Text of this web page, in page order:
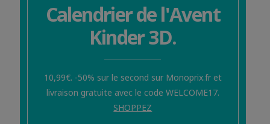
Calendrier de l'Avent
Kinder 3D.
10,99€. -50% sur le second sur Monoprix.fr et
livraison gratuite avec le code WELCOME17.
SHOPPEZ